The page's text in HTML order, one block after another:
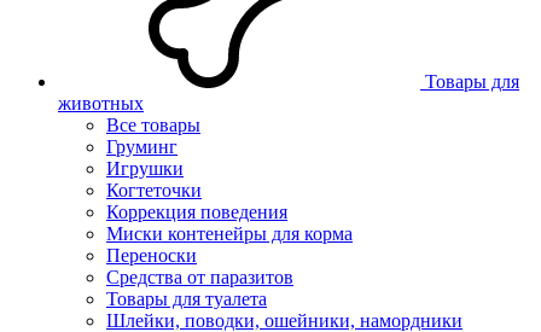
Товары для
животных
Все товары
Груминг
Игрушки
Когтеточки
Коррекция поведения
Миски контенейры для корма
Переноски
Средства от паразитов
Товары для туалета
Шлейки, поводки, ошейники, намордники